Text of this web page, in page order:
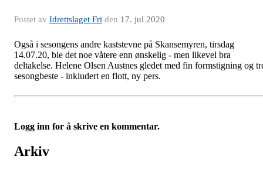
Postet av Idrettslaget Fri den 17. jul 2020
Også i sesongens andre kaststevne på Skansemyren, tirsdag
14.07.20, ble det noe våtere enn ønskelig - men likevel bra
deltakelse. Helene Olsen Austnes gledet med fin formstigning og
sesongbeste - inkludert en flott, ny pers.
Logg inn for å skrive en kommentar.
Arkiv